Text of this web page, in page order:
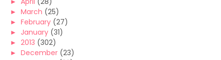
► March (25)
► February (27)
► January (31)
► 2013 (302)
► December (23)